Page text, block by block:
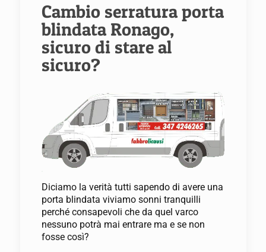
Cambio serratura porta
blindata Ronago,
sicuro di stare al
sicuro?
Diciamo la verità tutti sapendo di avere una
porta blindata viviamo sonni tranquilli
perché consapevoli che da quel varco
nessuno potrà mai entrare ma e se non
fosse così?